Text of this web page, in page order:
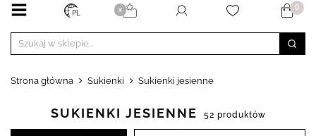
PL X 0
Strona główna Sukienki Sukienki jesienne
SUKIENKI JESIENNE 52 produktów